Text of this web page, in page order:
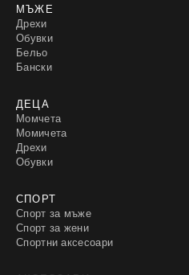
МЪЖЕ
Дрехи
Обувки
Бельо
Бански
ДЕЦА
Момчета
Момичета
Дрехи
Обувки
СПОРТ
Спорт за мъже
Спорт за жени
Спортни аксесоари